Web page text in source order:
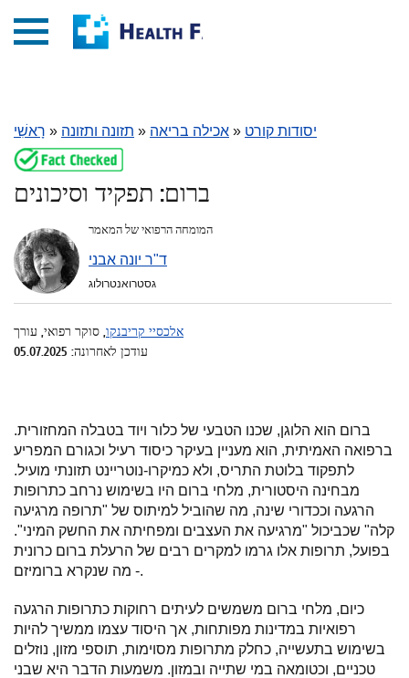
רָאשִׁי » תזונה ותזונה » אכילה בריאה » יסודות קורט
ברום: תפקיד וסיכונים
המומחה הרפואי של המאמר
ד"ר יונה אבני
גסטרואנטרולוג
אלכסיי קריבנקו, סוקר רפואי, עורך
עודכן לאחרונה: 05.07.2025
ברום הוא הלוגן, שכנו הטבעי של כלור ויוד בטבלה המחזורית.
ברפואה האמיתית, הוא מעניין בעיקר כיסוד רעיל וכגורם המפריע
לתפקוד בלוטת התריס, ולא כמיקרו-נוטריינט תזונתי מועיל.
מבחינה היסטורית, מלחי ברום היו בשימוש נרחב כתרופות
הרגעה וככדורי שינה, מה שהוביל למיתוס של "תרופה מרגיעה
קלה" שכביכול "מרגיעה את העצבים ומפחיתה את החשק המיני".
בפועל, תרופות אלו גרמו למקרים רבים של הרעלת ברום כרונית
- מה שנקרא ברומיזם.
כיום, מלחי ברום משמשים לעיתים רחוקות כתרופות הרגעה
רפואיות במדינות מפותחות, אך היסוד עצמו ממשיך להיות
בשימוש בתעשייה, כחלק מתרופות מסוימות, תוספי מזון, נוזלים
טכניים, וכטומאה במי שתייה ובמזון. משמעות הדבר היא שבני